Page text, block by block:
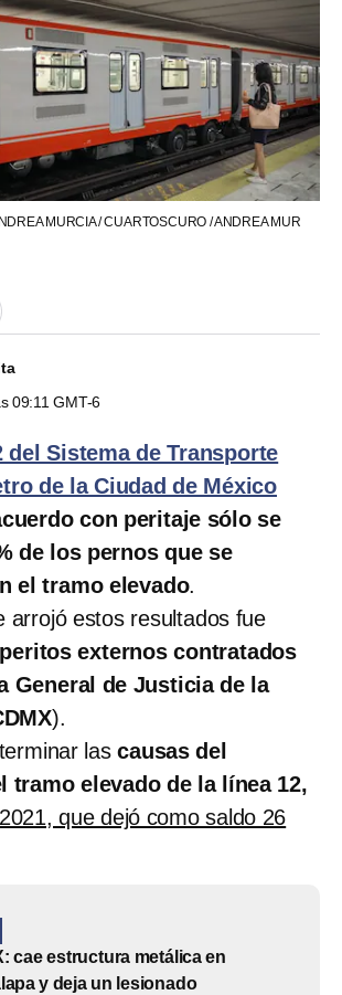
MURCIA / CUARTOSCURO / ANDREA MUR
09:11 GMT-6
Sistema de Transporte
de la Ciudad de México
con peritaje sólo se
de los pernos que se
el tramo elevado.
arrojó estos resultados fue
peritos externos contratados
General de Justicia de la
).
lascausas del
tramo elevado de la línea 12,
que dejó como saldo 26
cae estructura metálica en
y deja un lesionado